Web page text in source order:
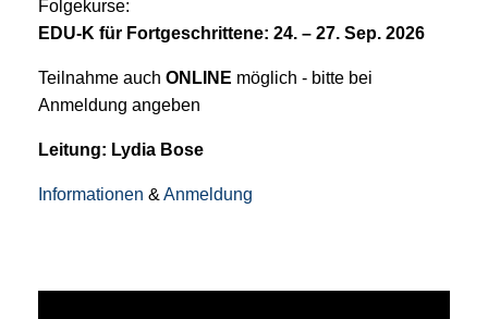
Folgekurse:
EDU-K für Fortgeschrittene: 24. – 27. Sep. 2026
Teilnahme auch ONLINE möglich - bitte bei
Anmeldung angeben
Leitung: Lydia Bose
Informationen & Anmeldung